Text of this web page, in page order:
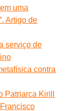
uma
Artigo de
serviço de
contra
Patriarca Kirill